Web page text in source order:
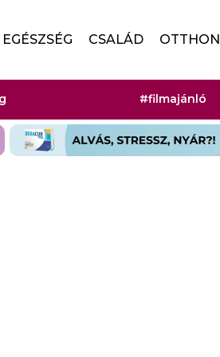
EGÉSZSÉG CSALÁD OTTHON
#filmajánló